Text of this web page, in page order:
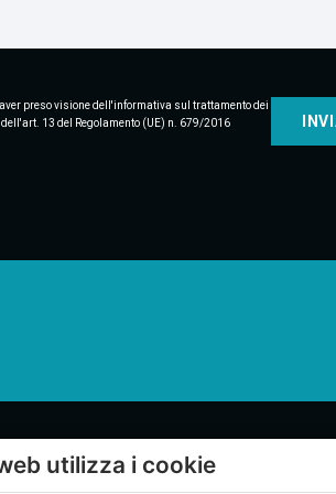
preso visione dell'informativa sul trattamento dei
13 del Regolamento (UE) n. 679/2016
utilizza i cookie